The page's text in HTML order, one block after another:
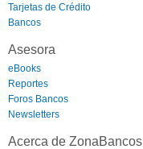
Tarjetas de Crédito
Bancos
Asesora
eBooks
Reportes
Foros Bancos
Newsletters
Acerca de ZonaBancos